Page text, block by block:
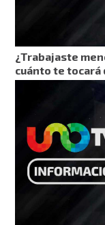
¿Trabajaste
cuánto te tocará